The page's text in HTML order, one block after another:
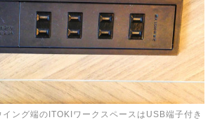
ング端のITOKIワークスペースはUSB端子付き